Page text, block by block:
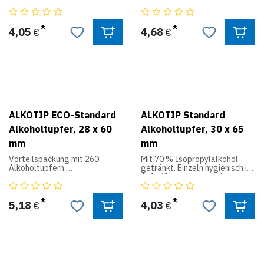
schnellen und hygienischen
Dispenserdose mit
Verschlussdeckel.
Sie sind Ideal für die Reinigung
Menge: 155 Alkoholtupfer,
sofort einsatzbereit
Größe: 44 x 44 mm
Alkoholgehalt: 70% Alkohol
4,05 € 4,68 €
ALKOTIP ECO-Standard
Alkoholtupfer, 28 x 60
mm
Vorteilspackung mit 260
Alkoholtupfern.
Besonders preiswert und
5,18 €
ALKOTIP Standard
Alkoholtupfer, 30 x 65
mm
Mit 70 % Isopropylalkohol
getränkt. Einzeln hygienisch im
Aufreißbeutel verpackt.
4,03 €